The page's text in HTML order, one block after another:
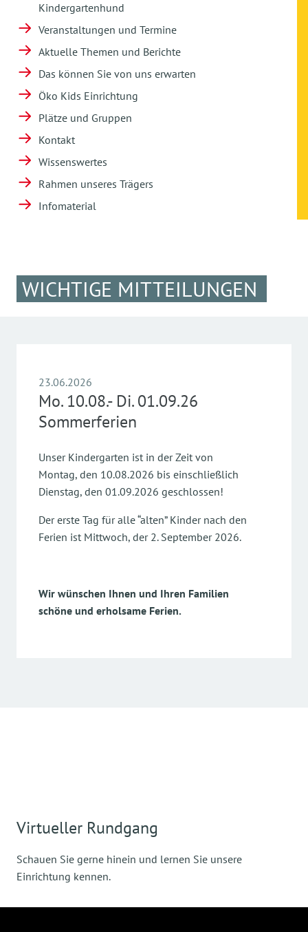
Kindergartenhund
Veranstaltungen und Termine
Aktuelle Themen und Berichte
Das können Sie von uns erwarten
Öko Kids Einrichtung
Plätze und Gruppen
Kontakt
Wissenswertes
Rahmen unseres Trägers
Infomaterial
WICHTIGE MITTEILUNGEN
23.06.2026
Mo. 10.08.- Di. 01.09.26
Sommerferien
Unser Kindergarten ist in der Zeit von
Montag, den 10.08.2026 bis einschließlich
Dienstag, den 01.09.2026 geschlossen!
Der erste Tag für alle “alten” Kinder nach den
Ferien ist Mittwoch, der 2. September 2026.
Wir wünschen Ihnen und Ihren Familien
schöne und erholsame Ferien.
Virtueller Rundgang
Schauen Sie gerne hinein und lernen Sie unsere
Einrichtung kennen.